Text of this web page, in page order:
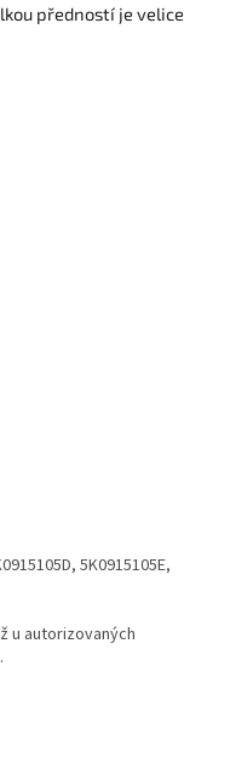
předností je velice
5K0915105E,
u autorizovaných